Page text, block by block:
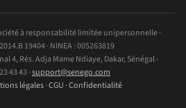
à responsabilité limitée unipersonnelle ·
19404 · NINEA : 005263819
4, Rés. Adja Mame Ndiaye, Dakar, Sénégal ·
43 43 ·support@senego.com
légales·CGU ·Confidentialité